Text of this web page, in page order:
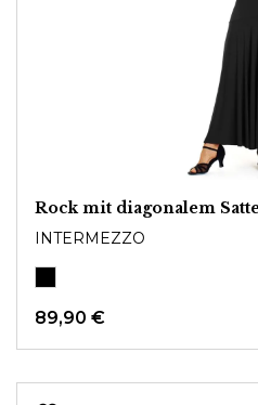
Rock mit diagonalem
INTERMEZZO
89,90 €